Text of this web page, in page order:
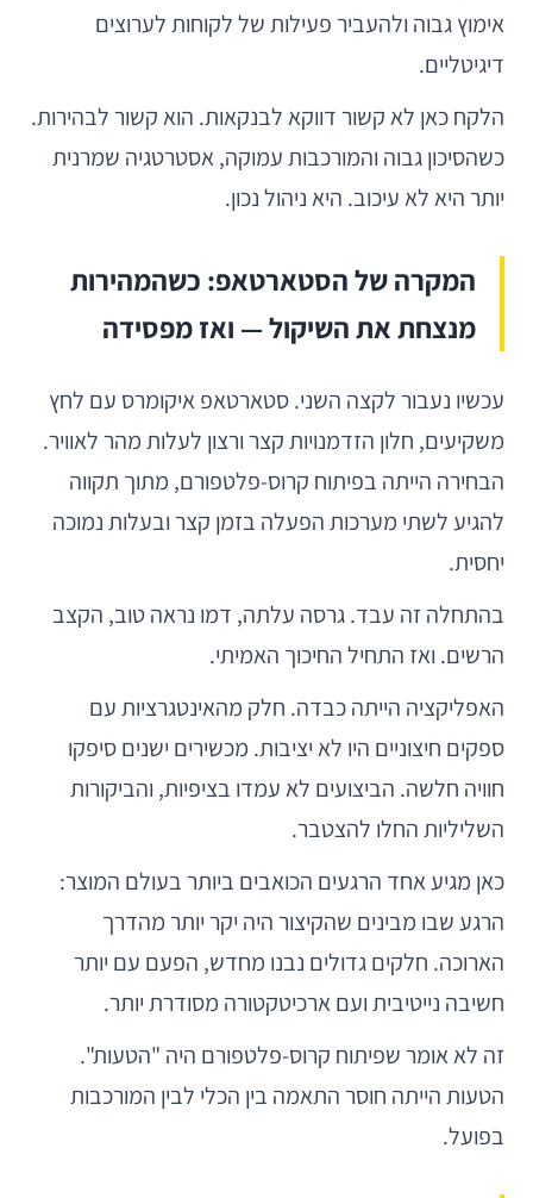
אימוץ גבוה ולהעביר פעילות של לקוחות לערוצים
דיגיטליים.
הלקח כאן לא קשור דווקא לבנקאות. הוא קשור לבהירות.
כשהסיכון גבוה והמורכבות עמוקה, אסטרטגיה שמרנית
יותר היא לא עיכוב. היא ניהול נכון.
המקרה של הסטארטאפ: כשהמהירות
מנצחת את השיקול — ואז מפסידה
עכשיו נעבור לקצה השני. סטארטאפ איקומרס עם לחץ
משקיעים, חלון הזדמנויות קצר ורצון לעלות מהר לאוויר.
הבחירה הייתה בפיתוח קרוס-פלטפורם, מתוך תקווה
להגיע לשתי מערכות הפעלה בזמן קצר ובעלות נמוכה
יחסית.
בהתחלה זה עבד. גרסה עלתה, דמו נראה טוב, הקצב
הרשים. ואז התחיל החיכוך האמיתי.
האפליקציה הייתה כבדה. חלק מהאינטגרציות עם
ספקים חיצוניים היו לא יציבות. מכשירים ישנים סיפקו
חוויה חלשה. הביצועים לא עמדו בציפיות, והביקורות
השליליות החלו להצטבר.
כאן מגיע אחד הרגעים הכואבים ביותר בעולם המוצר:
הרגע שבו מבינים שהקיצור היה יקר יותר מהדרך
הארוכה. חלקים גדולים נבנו מחדש, הפעם עם יותר
חשיבה נייטיבית ועם ארכיטקטורה מסודרת יותר.
זה לא אומר שפיתוח קרוס-פלטפורם היה "הטעות".
הטעות הייתה חוסר התאמה בין הכלי לבין המורכבות
בפועל.